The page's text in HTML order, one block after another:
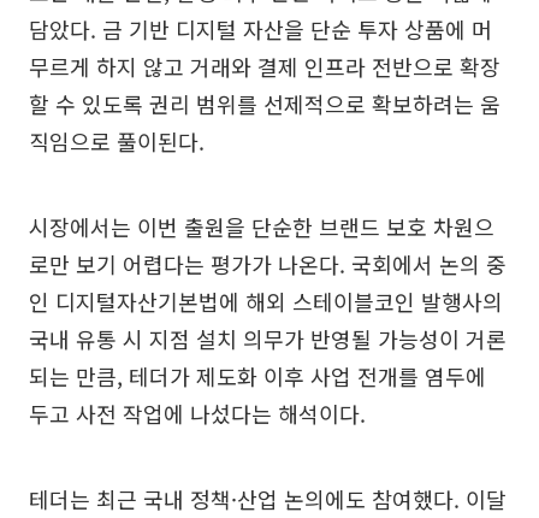
담았다. 금 기반 디지털 자산을 단순 투자 상품에 머
무르게 하지 않고 거래와 결제 인프라 전반으로 확장
할 수 있도록 권리 범위를 선제적으로 확보하려는 움
직임으로 풀이된다.
시장에서는 이번 출원을 단순한 브랜드 보호 차원으
로만 보기 어렵다는 평가가 나온다. 국회에서 논의 중
인 디지털자산기본법에 해외 스테이블코인 발행사의
국내 유통 시 지점 설치 의무가 반영될 가능성이 거론
되는 만큼, 테더가 제도화 이후 사업 전개를 염두에
두고 사전 작업에 나섰다는 해석이다.
테더는 최근 국내 정책·산업 논의에도 참여했다. 이달